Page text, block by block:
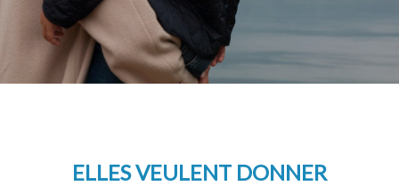
ELLES VEULENT DONNER